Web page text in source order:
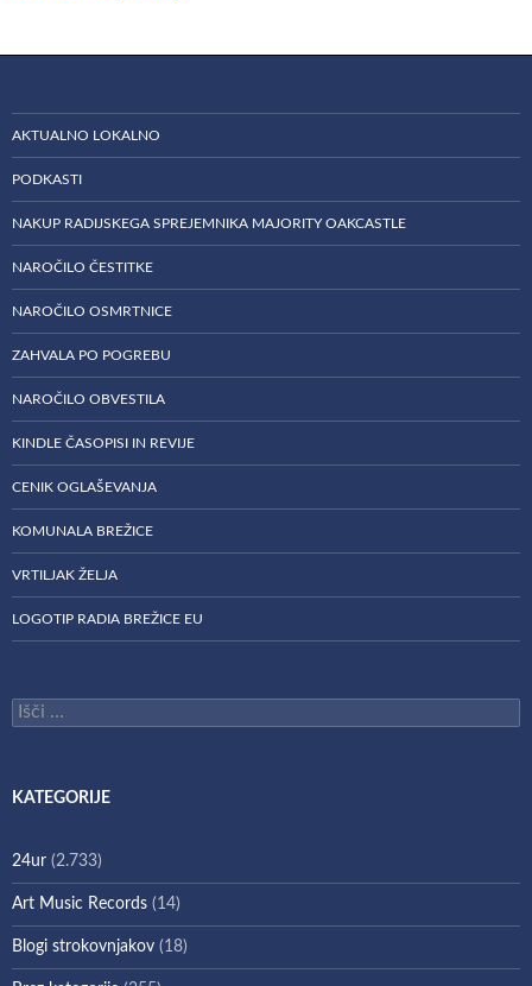
AKTUALNO LOKALNO
PODKASTI
NAKUP RADIJSKEGA SPREJEMNIKA MAJORITY OAKCASTLE
NAROČILO ČESTITKE
NAROČILO OSMRTNICE
ZAHVALA PO POGREBU
NAROČILO OBVESTILA
KINDLE ČASOPISI IN REVIJE
CENIK OGLAŠEVANJA
KOMUNALA BREŽICE
VRTILJAK ŽELJA
LOGOTIP RADIA BREŽICE EU
Išči:
KATEGORIJE
24ur (2.733)
Art Music Records (14)
Blogi strokovnjakov (18)